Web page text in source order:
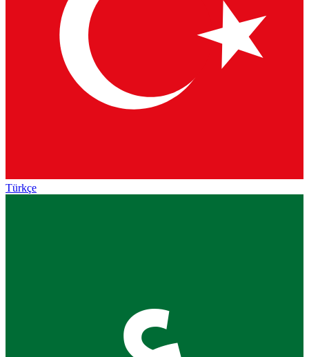
Türkçe